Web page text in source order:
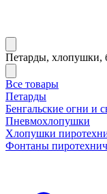
Петарды, хлопушки,
Все товары
Петарды
Бенгальские огни и
Пневмохлопушки
Хлопушки
Фонтаны